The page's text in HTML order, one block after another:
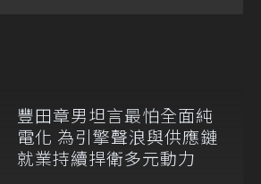
豐田章男坦言最怕全面純
電化 為引擎聲浪與供應鏈
就業持續捍衛多元動力